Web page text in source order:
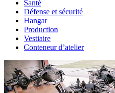
Santé
Défense et sécurité
Hangar
Production
Vestiaire
Conteneur d’atelier